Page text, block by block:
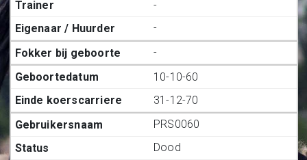
-
-
-
10-10-60
31-12-70
PRS0060
Dood